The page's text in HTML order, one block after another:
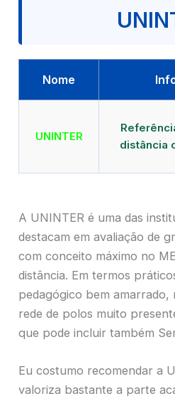
Nome
UNINTER
distância
A UNINTER é uma das
destacam em avaliação de
com conceito máximo no
distância. Em termos
pedagógico bem
rede de polos muito
que pode incluir também
Eu costumo recomendar a
valoriza bastante a parte